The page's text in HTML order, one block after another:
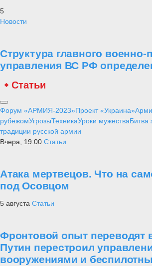
5
Новости
Структура главного военно-
управления ВС РФ
Статьи
Форум «АРМИЯ-2023»Проект «Украина»
рубежомУгрозыТехникаУроки мужестваБитва
традиции русской армии
Вчера, 19:00 Статьи
Атака мертвецов. Что на
под Осовцом
5 августа Статьи
Фронтовой опыт переводят
Путин перестроил
вооружениями и